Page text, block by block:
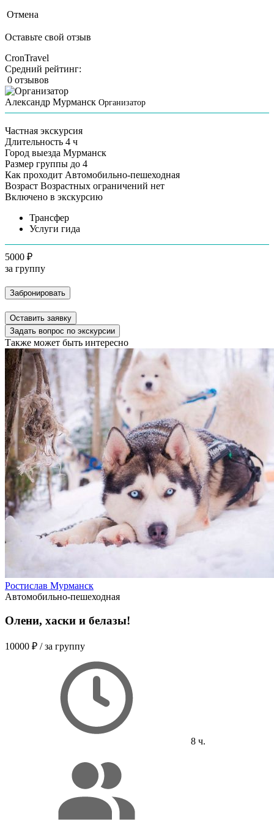
Отмена
Оставьте свой отзыв
CronTravel
Средний рейтинг:
0 отзывов
Александр Мурманск Организатор
Частная экскурсия
Длительность 4 ч
Город выезда Мурманск
Размер группы до 4
Как проходит Автомобильно-пешеходная
Возраст Возрастных ограничений нет
Включено в экскурсию
Трансфер
Услуги гида
5000 ₽
за группу
Забронировать
Оставить заявку
Задать вопрос по экскурсии
Также может быть интересно
Ростислав Мурманск
Автомобильно-пешеходная
Олени, хаски и белазы!
10000 ₽ / за группу
8 ч.